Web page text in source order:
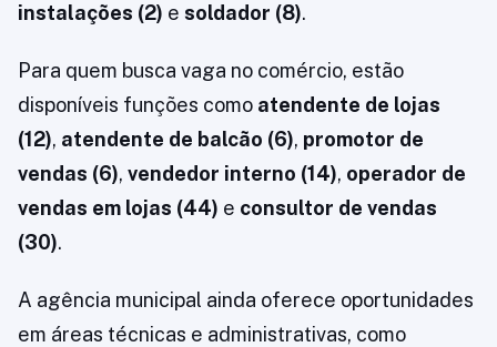
instalações (2) e soldador (8).
Para quem busca vaga no comércio, estão
disponíveis funções como atendente de lojas
(12), atendente de balcão (6), promotor de
vendas (6), vendedor interno (14), operador de
vendas em lojas (44) e consultor de vendas
(30).
A agência municipal ainda oferece oportunidades
em áreas técnicas e administrativas, como